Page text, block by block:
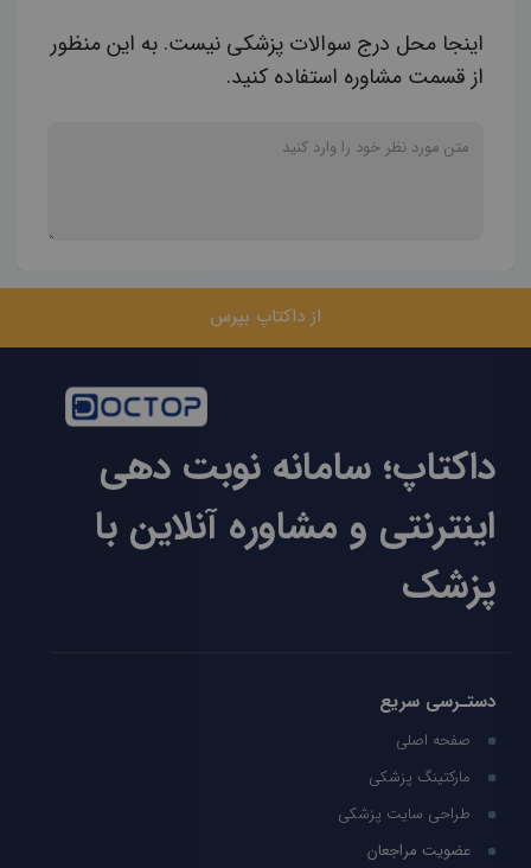
اینجا محل درج سوالات پزشکی نیست. به این منظور
از قسمت مشاوره استفاده کنید.
از داکتاپ بپرس
داکتاپ؛ سامانه نوبت دهی
اینترنتی و مشاوره آنلاین با
پزشک
دستـرسی سریع
صفحه اصلی
مارکتینگ پزشکی
طراحی سایت پزشکی
عضویت مراجعان